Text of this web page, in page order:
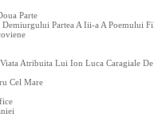
Parte
Demiurgului Partea A Iii-a A Poemului
Atribuita Lui Ion Luca Caragiale
Cel Mare